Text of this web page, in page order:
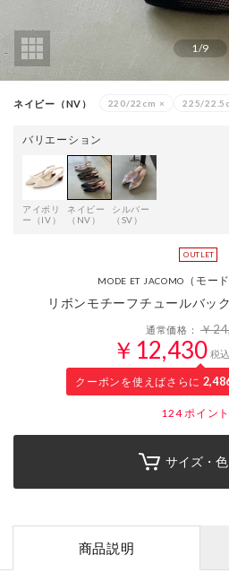
1/9
ネイビー（NV） 220/22cm × 225/
バリエーション
アイボリ
ー（IV）
ネイビー
（NV）
シルバー
（SV）
MODE ET JACOMO （モー
リボンモチーフチュールバッ
通常価格：￥
￥12,430 税込
クーポンを使えばさらに
124ポイン
サイズ・
商品説明